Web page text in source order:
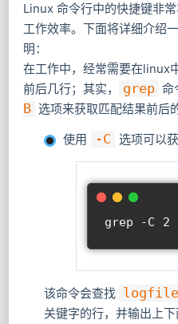
Linux 命令行中的快捷键非
工作效率。下面将详细介绍
明：
在工作中，经常需要在linux
前后几行；其实，
grep 命
B 选项来获取匹配结果前后
使用
-C 选项可以
grep -C 2
该命令会查找
关键字的行，并输出上下